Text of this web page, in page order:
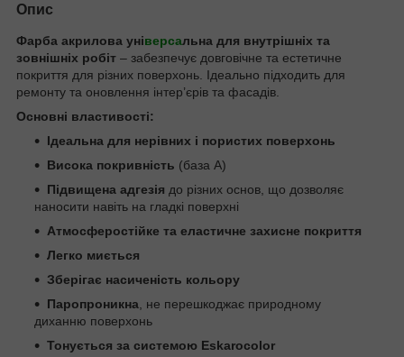
Опис
Фарба акрилова універсальна для внутрішніх та
зовнішніх робіт – забезпечує довговічне та естетичне
покриття для різних поверхонь. Ідеально підходить для
ремонту та оновлення інтер’єрів та фасадів.
Основні властивості:
Ідеальна для нерівних і пористих поверхонь
Висока покривність (база А)
Підвищена адгезія до різних основ, що дозволяє
наносити навіть на гладкі поверхні
Атмосферостійке та еластичне захисне покриття
Легко миється
Зберігає насиченість кольору
Паропроникна , не перешкоджає природному
диханню поверхонь
Тонується за системою Eskarocolor